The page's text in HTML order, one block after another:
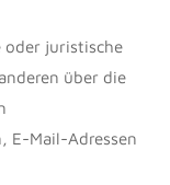
oder juristische
über die
E-Mail-Adressen